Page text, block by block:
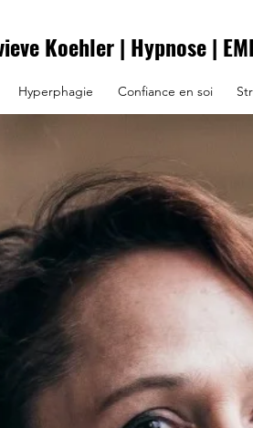
Koehler | Hypnose |
Hyperphagie Confiance en soi